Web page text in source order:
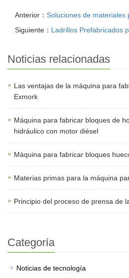
Anterior： Soluciones de materiales
Siguiente： Ladrillos Prefabricados
Noticias relacionadas
Las ventajas de la máquina para
Exmork
Máquina para fabricar bloques de
hidráulico con motor diésel
Máquina para fabricar bloques
Materias primas para la máquina
Principio del proceso de prensa de
Categoría
Noticias de tecnología